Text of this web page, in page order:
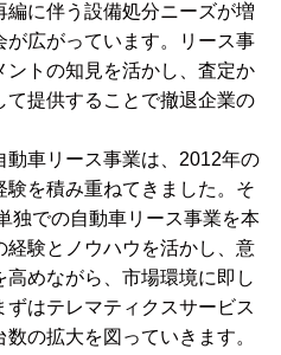
編に伴う設備処分ニーズが増
広がっています。リース事
トの知見を活かし、査定か
て提供することで撤退企業の
動車リース事業は、2012年の
を積み重ねてきました。そ
独での自動車リース事業を本
験とノウハウを活かし、意
めながら、市場環境に即し
はテレマティクスサービス
の拡大を図っていきます。